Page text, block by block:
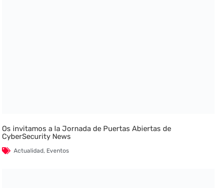
Os invitamos a la Jornada de Puertas Abiertas de
CyberSecurity News
Actualidad, Eventos